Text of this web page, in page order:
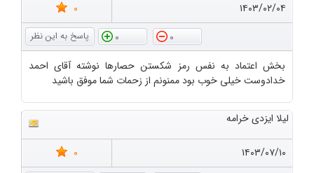
۱۴۰۳/۰۲/۰۴
0
0
0
بخش اعتماد به نفس رمز شکستن حصارها نوشته آقای احمد
خدادوست خیلی خوب بود ممنونم از زحمات شما موفق باشید
لیلا ایزدی خرامه
۱۴۰۳/۰۷/۱۰
0